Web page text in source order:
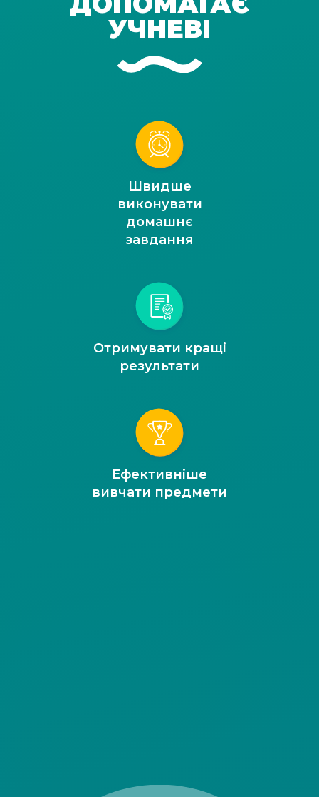
УЧНЕВІ
Швидше
виконувати
домашнє
завдання
Отримувати кращі
результати
Ефективніше
вивчати предмети